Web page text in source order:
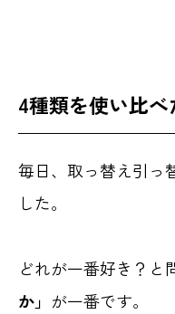
4種類を使い比
毎日、取っ替え引っ
した。
どれが一番好き？と
か」 が一番です。